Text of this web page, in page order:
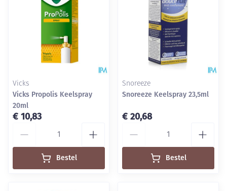
Vicks
Vicks Propolis Keelspray
20ml
€ 10,83
Bestel
Snoreeze
Snoreeze Keelspray 23,5ml
€ 20,68
Bestel